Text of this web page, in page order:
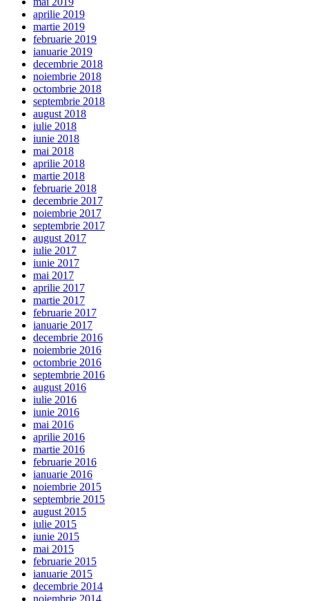
aprilie 2019
martie 2019
februarie 2019
ianuarie 2019
decembrie 2018
noiembrie 2018
octombrie 2018
septembrie 2018
august 2018
iulie 2018
iunie 2018
mai 2018
aprilie 2018
martie 2018
februarie 2018
decembrie 2017
noiembrie 2017
septembrie 2017
august 2017
iulie 2017
iunie 2017
mai 2017
aprilie 2017
martie 2017
februarie 2017
ianuarie 2017
decembrie 2016
noiembrie 2016
octombrie 2016
septembrie 2016
august 2016
iulie 2016
iunie 2016
mai 2016
aprilie 2016
martie 2016
februarie 2016
ianuarie 2016
noiembrie 2015
septembrie 2015
august 2015
iulie 2015
iunie 2015
mai 2015
februarie 2015
ianuarie 2015
decembrie 2014